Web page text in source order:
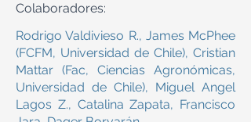
Colaboradores:
Rodrigo Valdivieso R., James McPhee
(FCFM, Universidad de Chile), Cristian
Mattar (Fac, Ciencias Agronómicas,
Universidad de Chile), Miguel Angel
Lagos Z., Catalina Zapata, Francisco